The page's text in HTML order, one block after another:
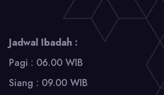
Jadwal Ibadah :
Pagi : 06.00 WIB
Siang : 09.00 WIB